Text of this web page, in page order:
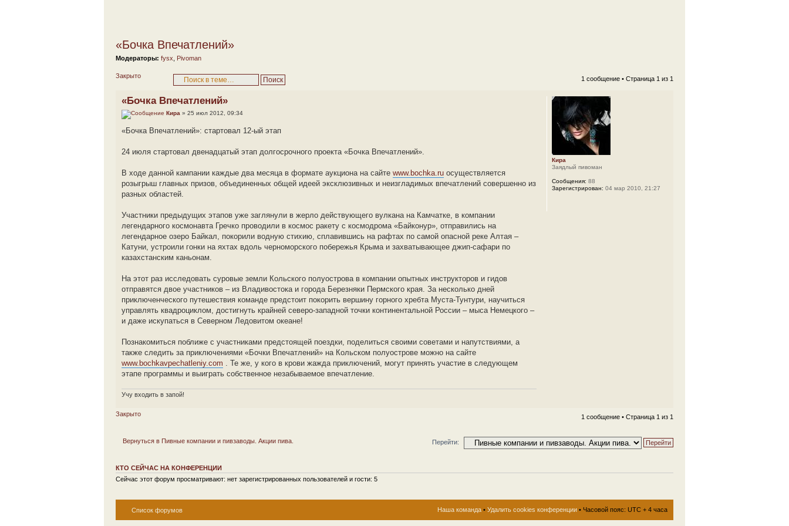
«Бочка Впечатлений»
Модераторы: fysx Pivoman
Закрыто 1 сообщение • Страница 1 из 1
«Бочка Впечатлений»
Кира » 25 июл 2012, 09:34
«Бочка Впечатлений»: стартовал 12-ый этап
24 июля стартовал двенадцатый этап долгосрочного проекта «Бочка Впечатлений».
В ходе данной кампании каждые два месяца в формате аукциона на сайте www.bochka.ru осуществляется
розыгрыш главных призов, объединенных общей идеей эксклюзивных и неизгладимых впечатлений совершенно из
разных областей.
Участники предыдущих этапов уже заглянули в жерло действующего вулкана на Камчатке, в компании
легендарного космонавта Гречко проводили в космос ракету с космодрома «Байконур», отправились на
легендарное озеро Байкал, покорили водную стихию, сплавившись на рафтах по самой опасной реке Алтая –
Катуни, устроили гонки на яхтах вдоль черноморского побережья Крыма и захватывающее джип-сафари по
казахстанским каньонам.
На этот раз исследовать суровые земли Кольского полуострова в компании опытных инструкторов и гидов
отправятся двое участников – из Владивостока и города Березняки Пермского края. За несколько дней
приключенческого путешествия команде предстоит покорить вершину горного хребта Муста-Тунтури, научиться
управлять квадроциклом, достигнуть крайней северо-западной точки континентальной России – мыса Немецкого –
и даже искупаться в Северном Ледовитом океане!
Познакомиться поближе с участниками предстоящей поездки, поделиться своими советами и напутствиями, а
также следить за приключениями «Бочки Впечатлений» на Кольском полуострове можно на сайте
www.bochkavpechatleniy.com . Те же, у кого в крови жажда приключений, могут принять участие в следующем
этапе программы и выиграть собственное незабываемое впечатление.
Учу входить в запой!
Кира
Заядлый пивоман
Сообщения: 88
Зарегистрирован: 04 мар 2010, 21:27
Закрыто 1 сообщение • Страница 1 из 1
Вернуться в Пивные компании и пивзаводы. Акции пива. Перейти:
КТО СЕЙЧАС НА КОНФЕРЕНЦИИ
Сейчас этот форум просматривают: нет зарегистрированных пользователей и гости: 5
Список форумов Наша команда • Удалить cookies конференции • Часовой пояс: UTC + 4 часа